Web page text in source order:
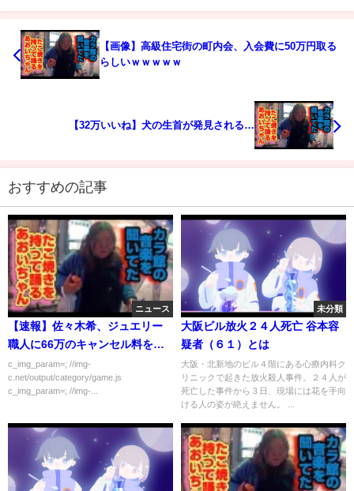
【画像】高級住宅街の町内会、入会費に50万円取る
らしいｗｗｗｗｗ
【32万いいね】犬の生首が発見される…
おすすめの記事
ニュース
【速報】佐々木希、ジュエリー
職人に66万のキャンセル料を支
払う
c_img_param=; //img-
c.net/output/category/game.js
c_img_param=; //img-...
未分類
大阪ビル放火２４人死亡 谷本容
疑者（６１）とは
大阪・北新地のビル４階にある心療内科ク
リニックで起きた放火殺人事件。２４人が
死亡した事件から３日、現場には花を手向
ける人の姿が絶えません。 ...